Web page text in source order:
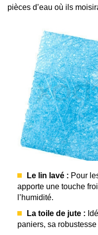
pièces d’eau où ils
Le lin lavé : Pour
apporte une touche
l’humidité.
La toile de jute :
paniers, sa